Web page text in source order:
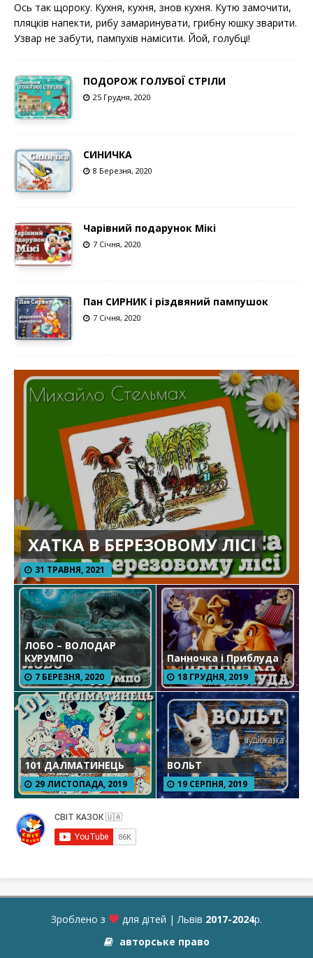
Ось так щороку. Кухня, кухня, знов кухня. Кутю замочити,
пляцків напекти, рибу замаринувати, грибну юшку зварити.
Узвар не забути, пампухів намісити. Йой, голубці!
ПОДОРОЖ ГОЛУБОЇ СТРІЛИ
25 Грудня, 2020
СИНИЧКА
8 Березня, 2020
Чарівний подарунок Мікі
7 Січня, 2020
Пан СИРНИК і різдвяний пампушок
7 Січня, 2020
ХАТКА В БЕРЕЗОВОМУ ЛІСІ
31 ТРАВНЯ, 2021
ЛОБО – ВОЛОДАР
КУРУМПО
7 БЕРЕЗНЯ, 2020
Панночка і Приблуда
18 ГРУДНЯ, 2019
101 ДАЛМАТИНЕЦЬ
29 ЛИСТОПАДА, 2019
ВОЛЬТ
19 СЕРПНЯ, 2019
Зроблено з для дітей | Львів 2017-2024р.
авторське право